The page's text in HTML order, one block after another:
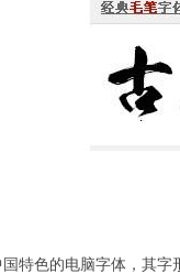
特色的电脑字体，其